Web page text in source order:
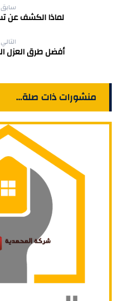
سابق
لماذا الكشف عن
التالي
أفضل طرق العزل
منشورات ذات صلة...